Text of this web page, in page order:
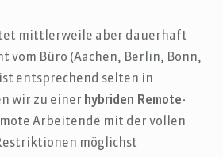
mittlerweile aber dauerhaft
vom Büro (Aachen, Berlin, Bonn,
entsprechend selten in
wir zu einer hybriden Remote-
Arbeitende mit der vollen
möglichst